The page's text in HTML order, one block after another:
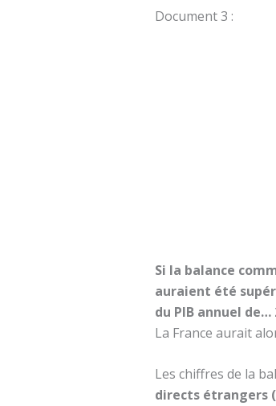
Document 3 :
Si la balance
auraient été
du PIB annuel de…
La France aurait
Les chiffres de la
directs étrangers